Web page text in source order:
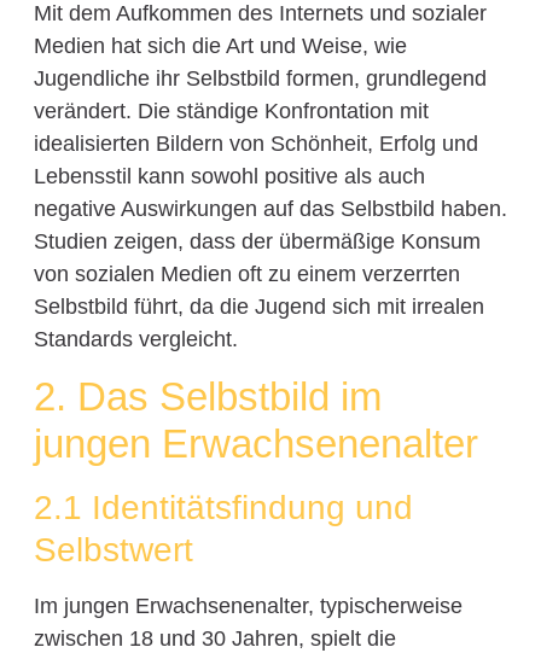
Mit dem Aufkommen des Internets und sozialer
Medien hat sich die Art und Weise, wie
Jugendliche ihr Selbstbild formen, grundlegend
verändert. Die ständige Konfrontation mit
idealisierten Bildern von Schönheit, Erfolg und
Lebensstil kann sowohl positive als auch
negative Auswirkungen auf das Selbstbild haben.
Studien zeigen, dass der übermäßige Konsum
von sozialen Medien oft zu einem verzerrten
Selbstbild führt, da die Jugend sich mit irrealen
Standards vergleicht.
2. Das Selbstbild im
jungen Erwachsenenalter
2.1 Identitätsfindung und
Selbstwert
Im jungen Erwachsenenalter, typischerweise
zwischen 18 und 30 Jahren, spielt die